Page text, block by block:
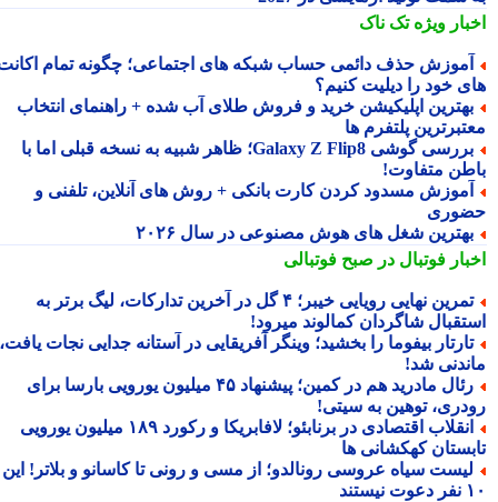
ویژهتک ناک
حذف دائمی حساب شبکه های اجتماعی؛ چگونه تمام اکانت
خود را دیلیت کنیم؟
اپلیکیشن خرید و فروش طلای آب شده + راهنمای انتخاب
پلتفرم ها
بررسی گوشی Galaxy Z Flip8؛ ظاهر شبیه به نسخه قبلی اما با
متفاوت!
مسدود کردن کارت بانکی + روش های آنلاین، تلفنی و
شغل های هوش مصنوعی در سال ۲۰۲۶
فوتبال در صبح فوتبالی
تمرین نهایی رویایی خیبر؛ ۴ گل در آخرین تدارکات، لیگ برتر به
شاگردان کمالوند میرود!
بیفوما را بخشید؛ وینگر آفریقایی در آستانه جدایی نجات یافت،
شد!
رئال مادرید هم در کمین؛ پیشنهاد ۴۵ میلیون یورویی بارسا برای
توهین به سیتی!
انقلاب اقتصادی در برنابئو؛ لافابریکا و رکورد ۱۸۹ میلیون یورویی
کهکشانی ها
سیاه عروسی رونالدو؛ از مسی و رونی تا کاسانو و بلاتر! این